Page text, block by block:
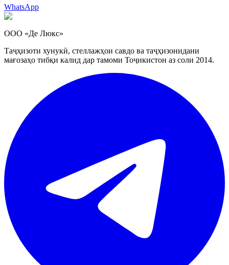
WhatsApp
ООО «Де Люкс»
Таҷҳизоти хунукӣ, стеллажҳои савдо ва таҷҳизонидани
мағозаҳо тибқи калид дар тамоми Тоҷикистон аз соли 2014.